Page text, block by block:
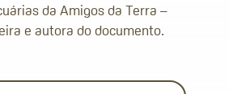
da Amigos da Terra –
e autora do documento.